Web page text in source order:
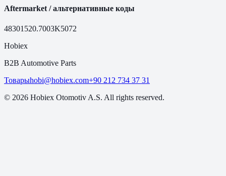
Aftermarket / альтернативные коды
48301 520.7003K5072
Hobiex
B2B Automotive Parts
Товарыhobi@hobiex.com+90 212 734 37 31
© 2026 Hobiex Otomotiv A.S. All rights reserved.